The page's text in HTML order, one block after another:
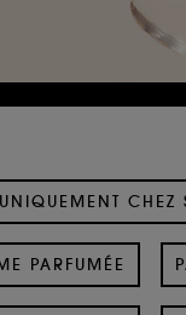
UNIQUEMENT CHEZ
PARFUMÉE